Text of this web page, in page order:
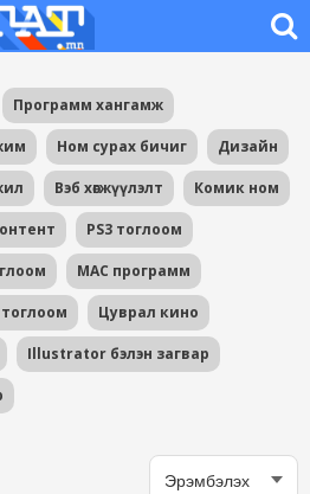
Программ хангамж
Ном сурах бичиг Дизайн
Вэб хөгжүүлэлт Комик ном
PS3 тоглоом
MAC программ
Цуврал кино
Illustrator бэлэн загвар